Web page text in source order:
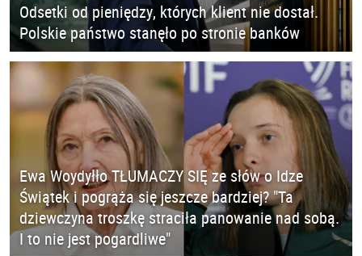
Odsetki od pieniędzy, których klient nie dostał.
Polskie państwo stanęło po stronie banków
Ewa Woydyłło TŁUMACZY SIĘ ze słów o Idze
Świątek i pogrąża się jeszcze bardziej? "Ta
dziewczyna troszkę straciła panowanie nad sobą.
I to nie jest pogardliwe"